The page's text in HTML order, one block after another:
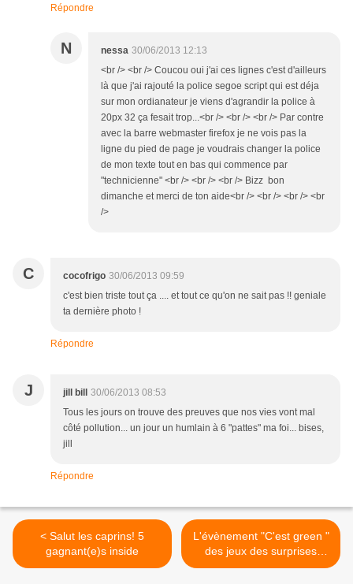
Répondre
N nessa 30/06/2013 12:13
<br /> <br /> Coucou oui j'ai ces lignes c'est d'ailleurs
là que j'ai rajouté la police segoe script qui est déja
sur mon ordianateur je viens d'agrandir la police à
20px 32 ça fesait trop...<br /> <br /> <br /> Par contre
avec la barre webmaster firefox je ne vois pas la
ligne du pied de page je voudrais changer la police
de mon texte tout en bas qui commence par
"technicienne" <br /> <br /> <br /> Bizz bon
dimanche et merci de ton aide<br /> <br /> <br /> <br
/>
C cocofrigo 30/06/2013 09:59
c'est bien triste tout ça .... et tout ce qu'on ne sait pas !! geniale
ta dernière photo !
Répondre
J jill bill
30/06/2013 08:53
Tous les jours on trouve des preuves que nos vies vont mal
côté pollution... un jour un humlain à 6 "pattes" ma foi... bises,
jill
Répondre
< Salut les caprins! 5
gagnant(e)s inside
L'évènement "C'est green "
des jeux des surprises
{explications} >